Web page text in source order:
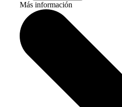
Más información